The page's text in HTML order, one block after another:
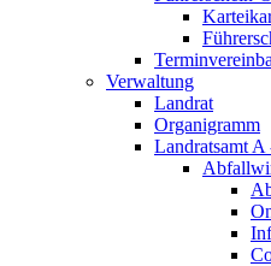
Verwaltung
Landrat
Organigramm
Landratsamt A